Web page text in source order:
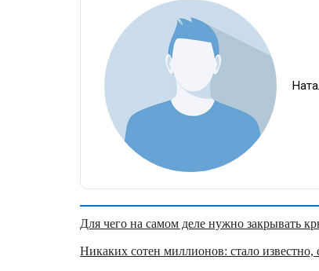
Для чего на самом деле нужно закрывать
Никаких сотен миллионов: стало